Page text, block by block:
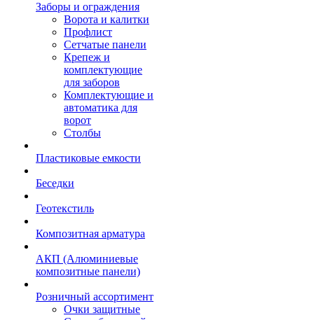
Заборы и ограждения
Ворота и калитки
Профлист
Сетчатые панели
Крепеж и
комплектующие
для заборов
Комплектующие и
автоматика для
ворот
Столбы
Пластиковые емкости
Беседки
Геотекстиль
Композитная арматура
АКП (Алюминиевые
композитные панели)
Розничный ассортимент
Очки защитные